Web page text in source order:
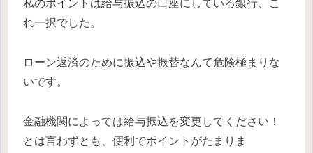
私のポイントは給与振込の口座にしている銀行、こ
れ一択でした。
ローン返済のために振込や振替なんて危険極まりな
いです。
金融機関によっては給与振込を変更してください！
とは言わずとも、便利でポイントがたまりま